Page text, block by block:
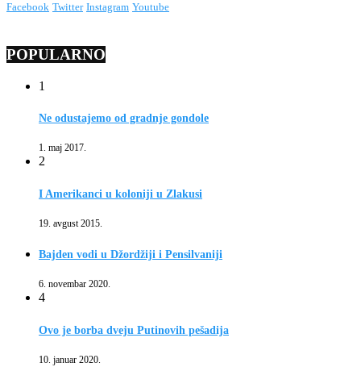
Facebook Twitter Instagram Youtube
POPULARNO
1
Ne odustajemo od gradnje gondole
1. maj 2017.
2
I Amerikanci u koloniji u Zlakusi
19. avgust 2015.
Bajden vodi u Džordžiji i Pensilvaniji
6. novembar 2020.
4
Ovo je borba dveju Putinovih pešadija
10. januar 2020.